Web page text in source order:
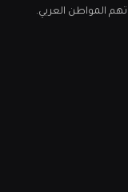
المواطن العربي.